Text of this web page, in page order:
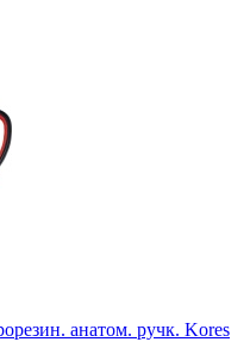
анатом. ручк. Kores